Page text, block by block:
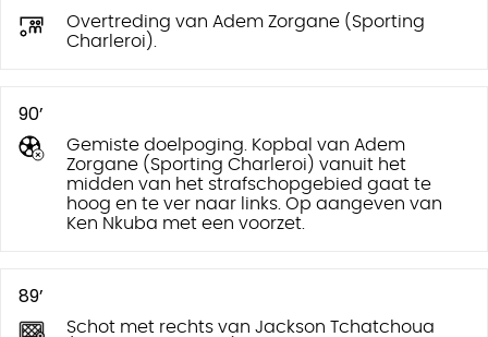
Overtreding van Adem Zorgane (Sporting
Charleroi).
90’
Gemiste doelpoging. Kopbal van Adem
Zorgane (Sporting Charleroi) vanuit het
midden van het strafschopgebied gaat te
hoog en te ver naar links. Op aangeven van
Ken Nkuba met een voorzet.
89’
Schot met rechts van Jackson Tchatchoua